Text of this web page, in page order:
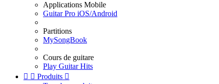
Applications Mobile
Guitar Pro iOS/Android
Partitions
MySongBook
Cours de guitare
Play Guitar Hits
  Produits 